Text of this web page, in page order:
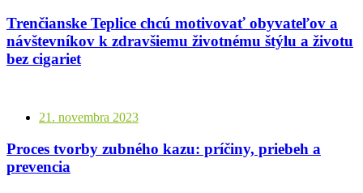
Trenčianske Teplice chcú motivovať obyvateľov a
návštevníkov k zdravšiemu životnému štýlu a životu
bez cigariet
21. novembra 2023
Proces tvorby zubného kazu: príčiny, priebeh a
prevencia